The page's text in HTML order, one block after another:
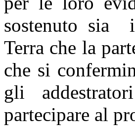
sostenuto sia
Terra che la
che si
gli
partecipare al